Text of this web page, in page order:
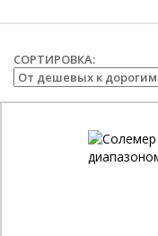
СОРТИРОВКА: